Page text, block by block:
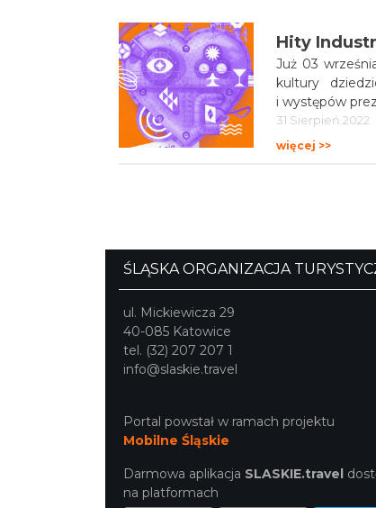
Hity
Już 03 września
kultury
i występów
31 Sierpień 2022
więcej >>
NOWE
Szlak
Smaki nowe
30 Sierpień 2022
21 Marzec 2022